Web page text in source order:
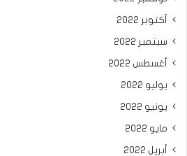
أكتوبر 2022
سبتمبر 2022
أغسطس 2022
يوليو 2022
يونيو 2022
مايو 2022
أبريل 2022